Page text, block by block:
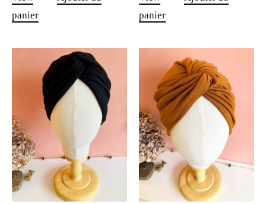
Bonnet-turban TWIST
Bonnet-turban TWIST en